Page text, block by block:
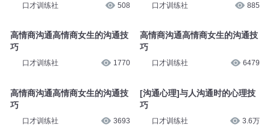
口才训练社 508
高情商沟通高情商女生的沟通技
巧
口才训练社 1770
高情商沟通高情商女生的沟通技
巧
口才训练社 3693
口才训练社 885
高情商沟通高情商女生的沟通技
巧
口才训练社 6479
[沟通心理]与人沟通时的心理技
巧
口才训练社 3.6万